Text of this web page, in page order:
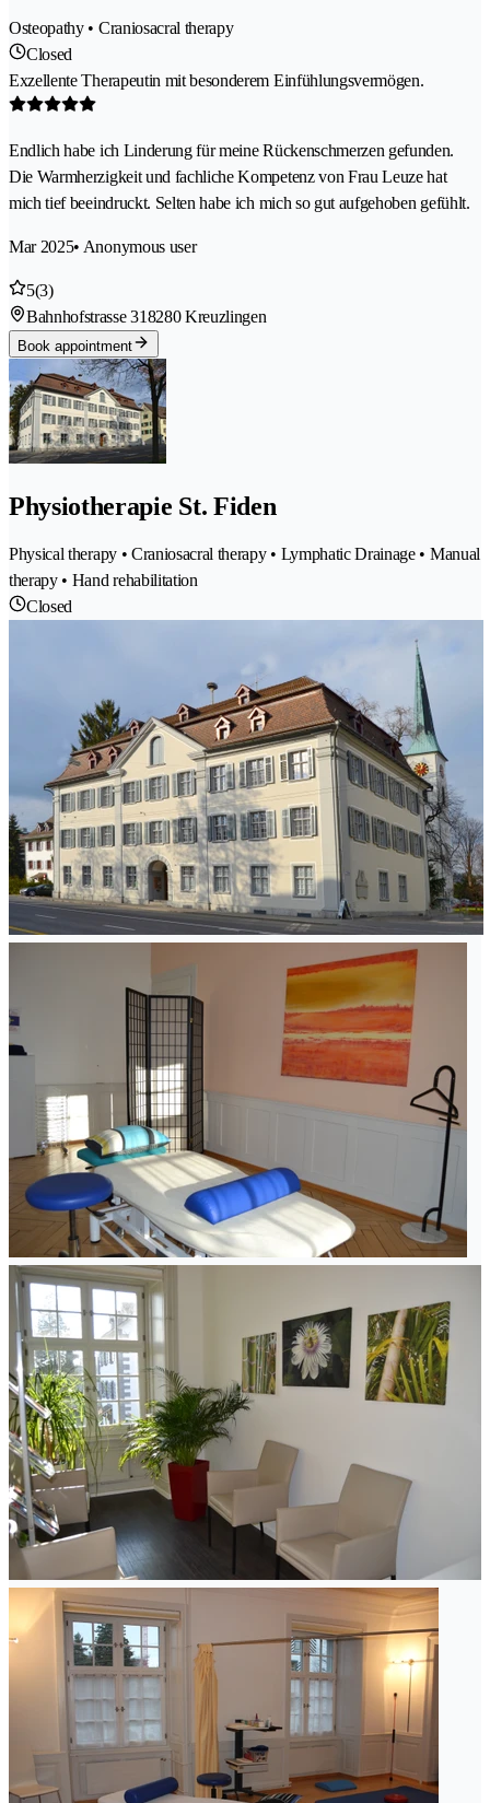
Osteopathy • Craniosacral therapy
Closed
Exzellente Therapeutin mit besonderem Einfühlungsvermögen.
Endlich habe ich Linderung für meine Rückenschmerzen gefunden.
Die Warmherzigkeit und fachliche Kompetenz von Frau Leuze hat
mich tief beeindruckt. Selten habe ich mich so gut aufgehoben gefühlt.
Mar 2025• Anonymous user
5(3)
Bahnhofstrasse 318280 Kreuzlingen
Book appointment
Physiotherapie St. Fiden
Physical therapy • Craniosacral therapy • Lymphatic Drainage • Manual
therapy • Hand rehabilitation
Closed